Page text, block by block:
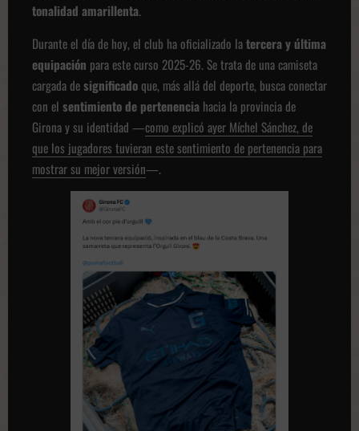
tonalidad amarillenta.
Durante el día de hoy, el club ha oficializado latercera y última
equipación para este curso 2025-26. Se trata de una camiseta
cargada designificado que, más allá del deporte, busca conectar
con el sentimiento de pertenencia hacia la provincia de
Girona y su identidad —como explicó ayer Míchel Sánchez, de
que los jugadores tuvieran este sentimiento de pertenencia para
mostrar su mejor versión—.